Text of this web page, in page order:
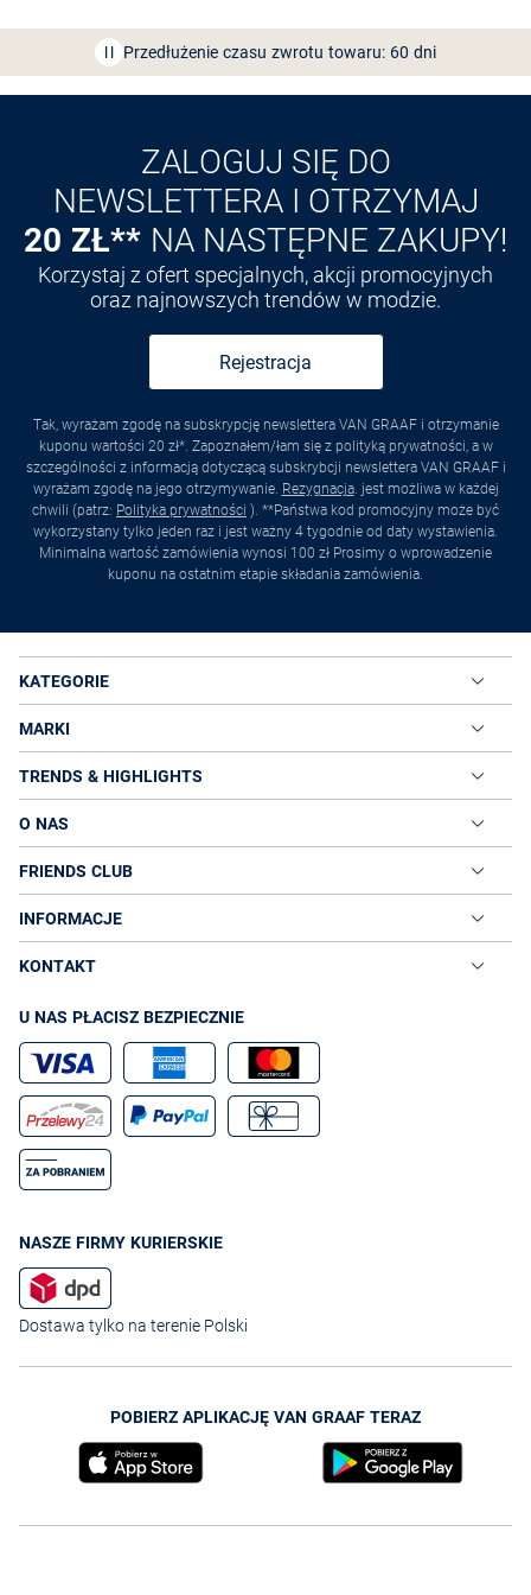
Przedłużenie czasu zwrotu towaru: 60 dni
Odkryj aplikację VANGRAAF
ZALOGUJ SIĘ DO
NEWSLETTERA I OTRZYMAJ
20 ZŁ** NA NASTĘPNE ZAKUPY!
Korzystaj z ofert specjalnych, akcji promocyjnych
oraz najnowszych trendów w modzie.
Rejestracja
Tak, wyrażam zgodę na subskrypcję newslettera VAN GRAAF i otrzymanie
kuponu wartości 20 zł*. Zapoznałem/łam się z polityką prywatności, a w
szczególności z informacją dotyczącą subskrybcji newslettera VAN GRAAF i
wyrażam zgodę na jego otrzymywanie. Rezygnacja. jest możliwa w każdej
chwili (patrz: Polityka prywatności ). **Państwa kod promocyjny może być
wykorzystany tylko jeden raz i jest ważny 4 tygodnie od daty wystawienia.
Minimalna wartość zamówienia wynosi 100 zł Prosimy o wprowadzenie
kuponu na ostatnim etapie składania zamówienia.
KATEGORIE
MARKI
TRENDS & HIGHLIGHTS
O NAS
FRIENDS CLUB
INFORMACJE
KONTAKT
U NAS PŁACISZ BEZPIECZNIE
NASZE FIRMY KURIERSKIE
Dostawa tylko na terenie Polski
POBIERZ APLIKACJĘ VAN GRAAF TERAZ